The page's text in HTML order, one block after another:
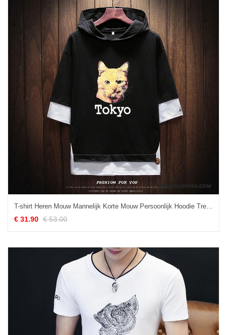
T-shirt Heren Mouw Mannelijk Korte Mouw Persoonlijk Hoodie Trend Zwart
€ 31.90 € 53.00